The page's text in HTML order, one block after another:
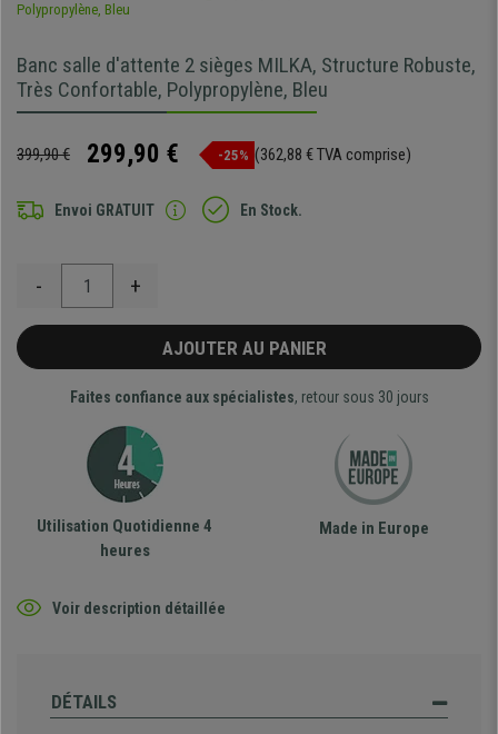
Banc salle d'attente 2 sièges MILKA, Structure Robuste,
Très Confortable, Polypropylène, Bleu
399,90 € 299,90 € -25% (362,88 € TVA comprise)
Envoi GRATUIT En Stock.
- +
AJOUTER AU PANIER
Faites confiance aux spécialistes, retour sous 30 jours
Utilisation Quotidienne 4
heures
Made in Europe
Voir description détaillée
DÉTAILS